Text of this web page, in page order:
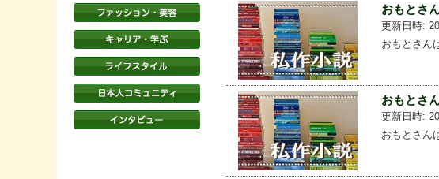
おもとさ
更新日時:
おもとさん
おもとさ
更新日時:
おもとさん